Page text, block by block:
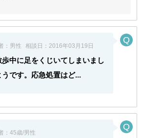
： 男性 相談日： 2016年03月19日
中に足をくじいてしまいまし
です。応急処置はど...
： 45歳/男性